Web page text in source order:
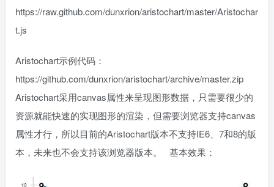
https://raw.github.com/dunxrion/aristochart/master/Aristochar
t.js
Aristochart示例代码：
https://github.com/dunxrion/aristochart/archive/master.zip
Aristochart采用canvas属性来呈现图形数据，只需要很少的
资源就能快速的实现图形的渲染，但需要浏览器支持canvas
属性才行，所以目前的Aristochart版本不支持IE6、7和8的版
本，未来也不会支持该浏览器版本。 基本效果：